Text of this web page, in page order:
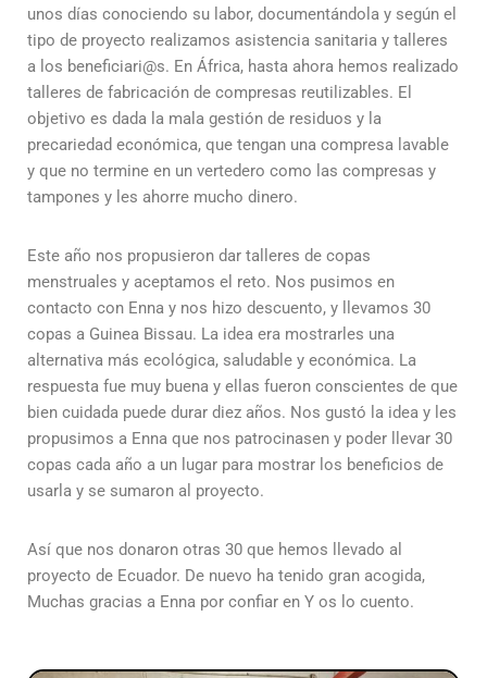
unos días conociendo su labor, documentándola y según el
tipo de proyecto realizamos asistencia sanitaria y talleres
a los beneficiari@s. En África, hasta ahora hemos realizado
talleres de fabricación de compresas reutilizables. El
objetivo es dada la mala gestión de residuos y la
precariedad económica, que tengan una compresa lavable
y que no termine en un vertedero como las compresas y
tampones y les ahorre mucho dinero.
Este año nos propusieron dar talleres de copas
menstruales y aceptamos el reto. Nos pusimos en
contacto con Enna y nos hizo descuento, y llevamos 30
copas a Guinea Bissau. La idea era mostrarles una
alternativa más ecológica, saludable y económica. La
respuesta fue muy buena y ellas fueron conscientes de que
bien cuidada puede durar diez años. Nos gustó la idea y les
propusimos a Enna que nos patrocinasen y poder llevar 30
copas cada año a un lugar para mostrar los beneficios de
usarla y se sumaron al proyecto.
Así que nos donaron otras 30 que hemos llevado al
proyecto de Ecuador. De nuevo ha tenido gran acogida,
Muchas gracias a Enna por confiar en Y os lo cuento.